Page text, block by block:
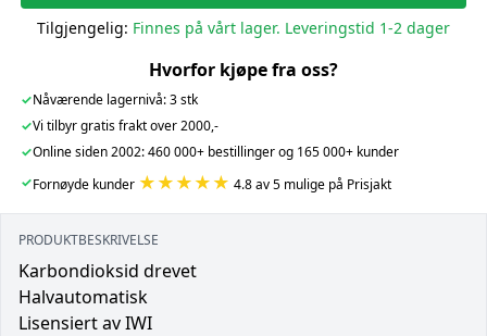
Tilgjengelig: Finnes på vårt lager. Leveringstid 1-2 dager
Hvorfor kjøpe fra oss?
✓Nåværende lagernivå: 3 stk
✓Vi tilbyr gratis frakt over 2000,-
✓Online siden 2002: 460 000+ bestillinger og 165 000+ kunder
✓Fornøyde kunder ★★★★★ 4.8 av 5 mulige på Prisjakt
PRODUKTBESKRIVELSE
Karbondioksid drevet
Halvautomatisk
Lisensiert av IWI